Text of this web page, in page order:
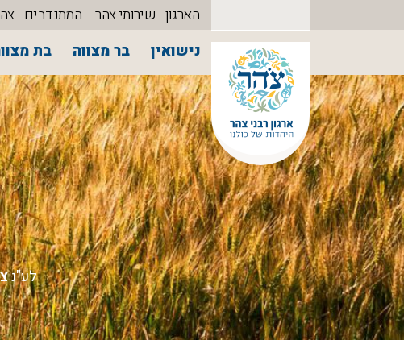
הארגון שירותי צהר המתנדבים
נישואין
בר מצווה בת
לע"נ